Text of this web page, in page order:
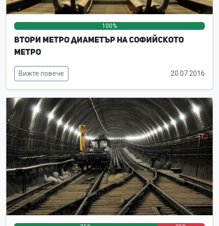
100%
Втори метро диаметър на Софийското
метро
Вижте повече 20.07.2016